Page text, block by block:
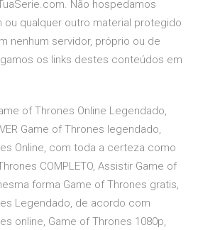
Não hospedamos
ou qualquer outro material protegido
nenhum servidor, próprio ou de
os links destes conteúdos em
of Thrones Online Legendado,
Game of Thrones legendado,
Online, com toda a certeza como
COMPLETO, Assistir Game of
forma Game of Thrones gratis,
Legendado, de acordo com
online, Game of Thrones 1080p,